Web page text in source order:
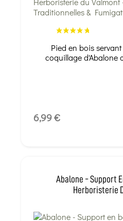
Pied en bois
coquillage d'Abalone
6,99 €
Abalone - Support
Herboristerie